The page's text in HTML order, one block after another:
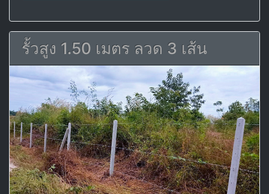
รั้วสูง 1.50 เมตร ลวด 3 เส้น